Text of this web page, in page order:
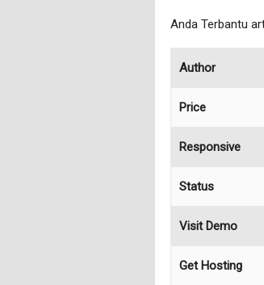
Anda Terbantu
Author
Price
Responsive
Status
Visit Demo
Get Hosting